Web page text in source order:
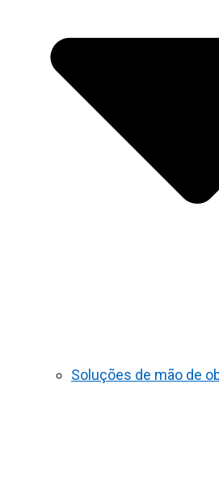
Soluções de mão de